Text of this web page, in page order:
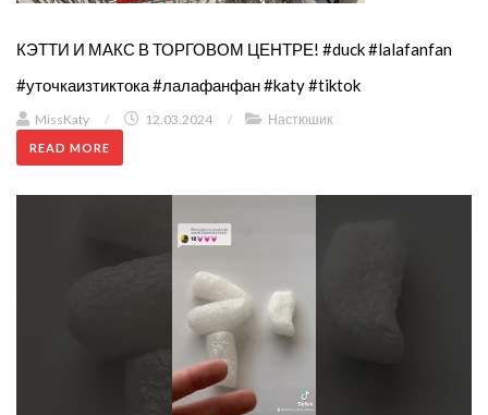
КЭТТИ И МАКС В ТОРГОВОМ ЦЕНТРЕ! #duck #lalafanfan
#уточкаизтиктока #лалафанфан #katy #tiktok
MissKaty / 12.03.2024 / Настюшик
READ MORE